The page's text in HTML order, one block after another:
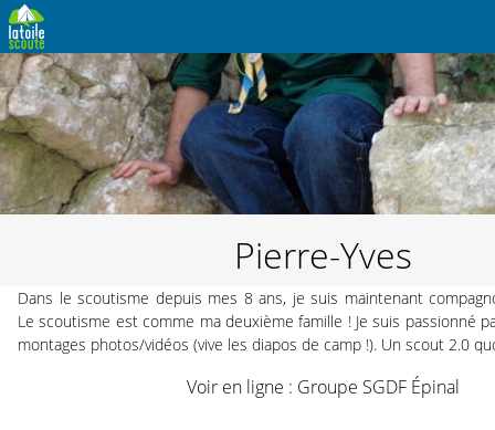
Pierre-Yves
Dans le scoutisme depuis mes 8 ans, je suis maintenant
Le scoutisme est comme ma deuxième famille ! Je suis passionné
montages photos/vidéos (vive les diapos de camp !). Un scout 2.0
Voir en ligne : Groupe SGDF Épinal